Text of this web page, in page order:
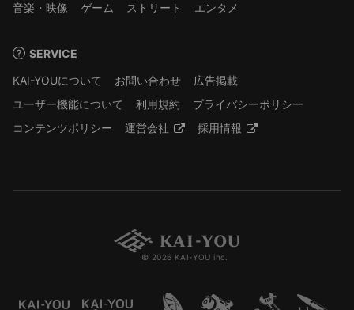
音楽・映像
ゲーム ストリート エンタメ
SERVICE
KAI-YOUについて
お問い合わせ
広告掲載
ユーザー機能について
利用規約
プライバシーポリシー
コンテンツポリシー
運営会社 採用情報
© 2026 KAI-YOU inc.